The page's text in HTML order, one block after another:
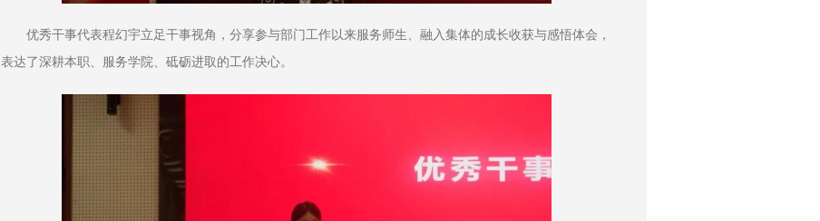
优秀干事代表程幻宇立足干事视角，分享参与部门工作以来服务师生、融入集体的成长收获与感悟体会，
表达了深耕本职、服务学院、砥砺进取的工作决心。